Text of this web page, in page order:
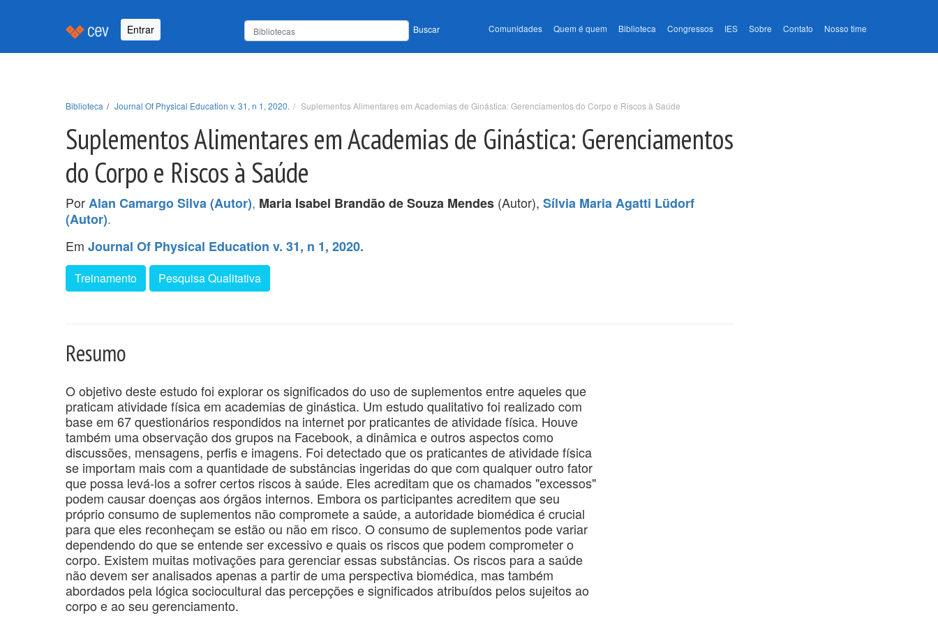
Entrar Buscar Comunidades Quem é quem Biblioteca Congressos IES Sobre Contato Nosso time
Biblioteca Journal Of Physical Education v. 31, n 1, 2020. Suplementos Alimentares em Academias de Ginástica: Gerenciamentos do Corpo e Riscos à Saúde
Suplementos Alimentares em Academias de Ginástica: Gerenciamentos
do Corpo e Riscos à Saúde
PorAlan Camargo Silva (Autor), Maria Isabel Brandão de Souza Mendes (Autor), Sílvia Maria Agatti Lüdorf
(Autor).
Em Journal Of Physical Education v. 31, n 1, 2020.
Treinamento Pesquisa Qualitativa
Resumo
O objetivo deste estudo foi explorar os significados do uso de suplementos entre aqueles que
praticam atividade física em academias de ginástica. Um estudo qualitativo foi realizado com
base em 67 questionários respondidos na internet por praticantes de atividade física. Houve
também uma observação dos grupos na Facebook, a dinâmica e outros aspectos como
discussões, mensagens, perfis e imagens. Foi detectado que os praticantes de atividade física
se importam mais com a quantidade de substâncias ingeridas do que com qualquer outro fator
que possa levá-los a sofrer certos riscos à saúde. Eles acreditam que os chamados "excessos"
podem causar doenças aos órgãos internos. Embora os participantes acreditem que seu
próprio consumo de suplementos não compromete a saúde, a autoridade biomédica é crucial
para que eles reconheçam se estão ou não em risco. O consumo de suplementos pode variar
dependendo do que se entende ser excessivo e quais os riscos que podem comprometer o
corpo. Existem muitas motivações para gerenciar essas substâncias. Os riscos para a saúde
não devem ser analisados apenas a partir de uma perspectiva biomédica, mas também
abordados pela lógica sociocultural das percepções e significados atribuídos pelos sujeitos ao
corpo e ao seu gerenciamento.